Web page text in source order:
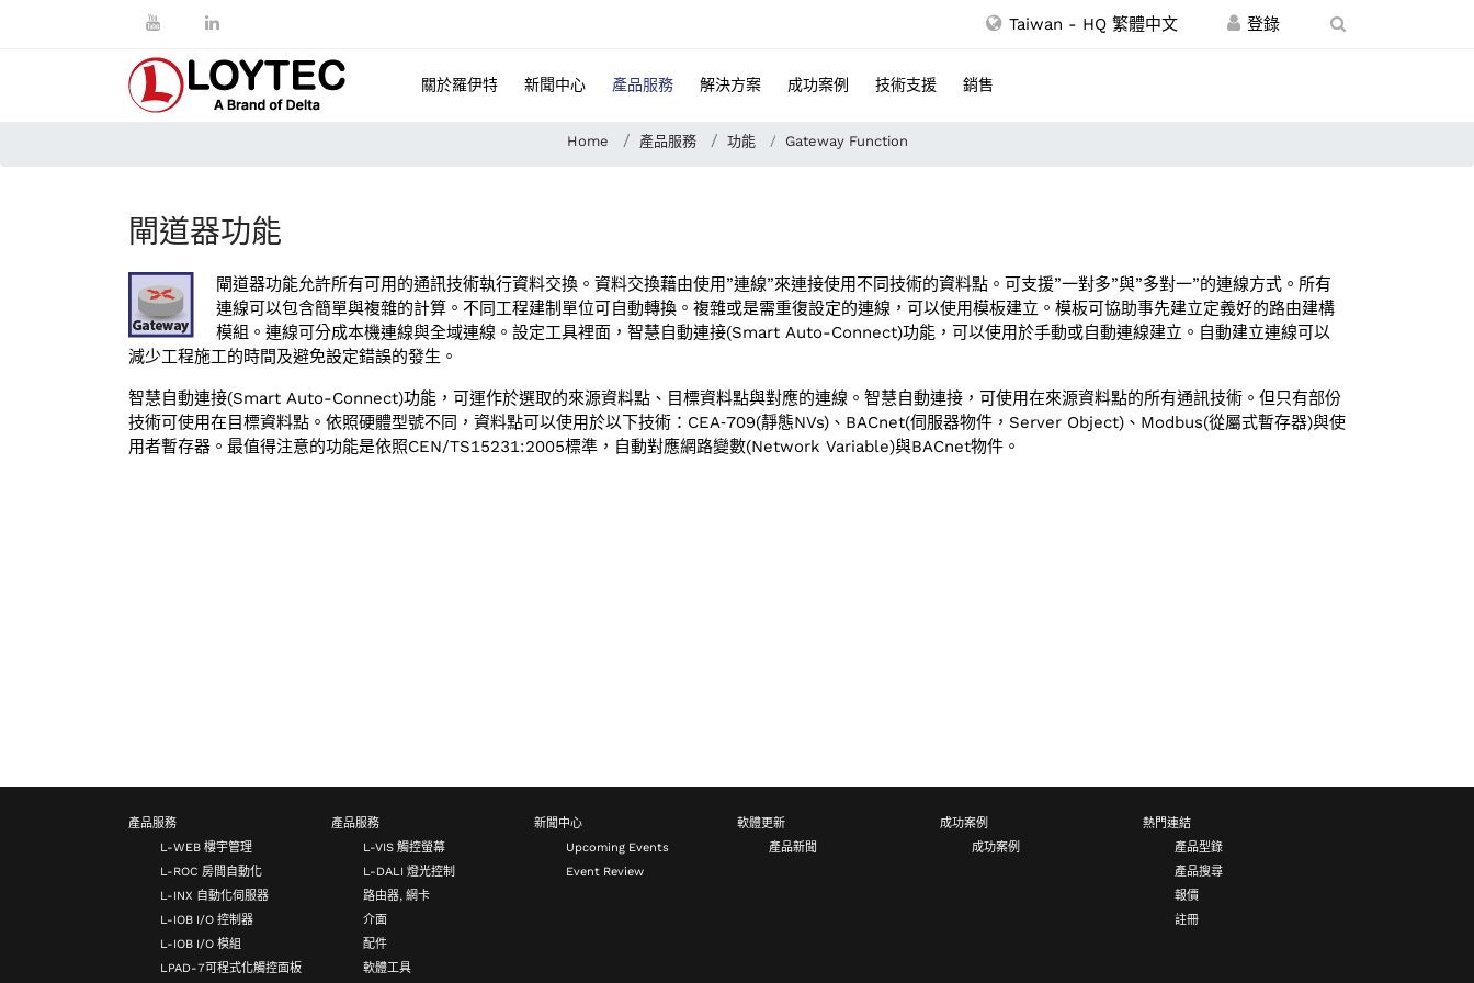
Taiwan - HQ 繁體中文
關於羅伊特 新聞中心 產品服務 解決方案 成功案例 技術支援 銷售
Home 產品服務 功能 Gateway Function
閘道器功能
閘道器功能允許所有可用的通訊技術執行資料交換。資料交換藉由使用”連線”來連接使用不同技術的資料點。可支援”一對多”與”多對一”的連線方式。所有
連線可以包含簡單與複雜的計算。不同工程建制單位可自動轉換。複雜或是需重復設定的連線，可以使用模板建立。模板可協助事先建立定義好的路由建構
模組。連線可分成本機連線與全域連線。設定工具裡面，智慧自動連接(Smart Auto-Connect)功能，可以使用於手動或自動連線建立。自動建立連線可以
減少工程施工的時間及避免設定錯誤的發生。
智慧自動連接(Smart Auto-Connect)功能，可運作於選取的來源資料點、目標資料點與對應的連線。智慧自動連接，可使用在來源資料點的所有通訊技術。但只有部份
技術可使用在目標資料點。依照硬體型號不同，資料點可以使用於以下技術：CEA‑709(靜態NVs)、BACnet(伺服器物件，Server Object)、Modbus(從屬式暫存器)與使
用者暫存器。最值得注意的功能是依照CEN/TS15231:2005標準，自動對應網路變數(Network Variable)與BACnet物件。
產品服務
L-WEB 樓宇管理
L-ROC 房間自動化
L-INX 自動化伺服器
L-IOB I/O 控制器
L-IOB I/O 模組
LPAD-7可程式化觸控面板
產品服務
L-VIS 觸控螢幕
L-DALI 燈光控制
路由器, 網卡
介面
配件
軟體工具
新聞中心
Upcoming Events
Event Review
軟體更新
產品新聞
成功案例
成功案例
熱門連結
產品型錄
產品搜尋
報價
註冊